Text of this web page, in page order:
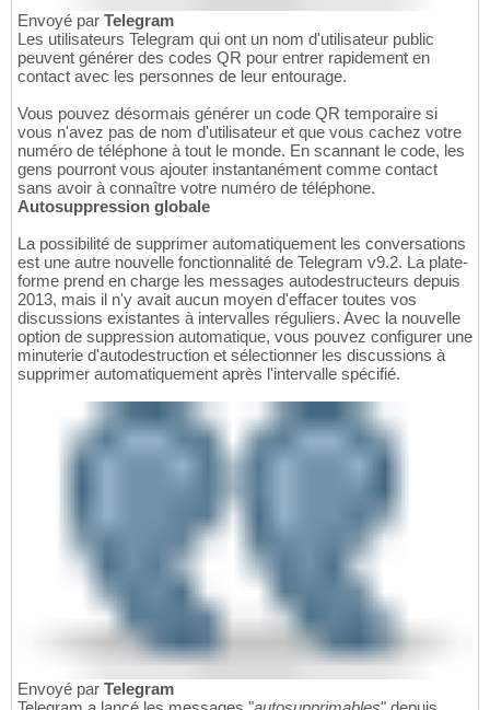
Envoyé par Telegram
Les utilisateurs Telegram qui ont un nom d'utilisateur public
peuvent générer des codes QR pour entrer rapidement en
contact avec les personnes de leur entourage.
Vous pouvez désormais générer un code QR temporaire si
vous n'avez pas de nom d'utilisateur et que vous cachez votre
numéro de téléphone à tout le monde. En scannant le code, les
gens pourront vous ajouter instantanément comme contact
sans avoir à connaître votre numéro de téléphone.
Autosuppression globale
La possibilité de supprimer automatiquement les conversations
est une autre nouvelle fonctionnalité de Telegram v9.2. La plate-
forme prend en charge les messages autodestructeurs depuis
2013, mais il n'y avait aucun moyen d'effacer toutes vos
discussions existantes à intervalles réguliers. Avec la nouvelle
option de suppression automatique, vous pouvez configurer une
minuterie d'autodestruction et sélectionner les discussions à
supprimer automatiquement après l'intervalle spécifié.
Envoyé par Telegram